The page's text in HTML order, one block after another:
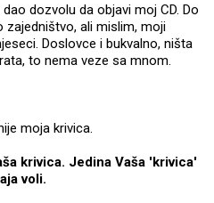
dozvolu da objavi moj CD. Do
zajedništvo, ali mislim, moji
Doslovce i bukvalno, ništa
to nema veze sa mnom.
moja krivica.
krivica. Jedina Vaša 'krivica'
voli.